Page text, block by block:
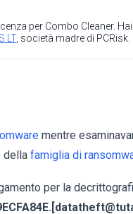
per Combo Cleaner.
LT, società madre di PCRisk.
mentre
della famiglia di
per la